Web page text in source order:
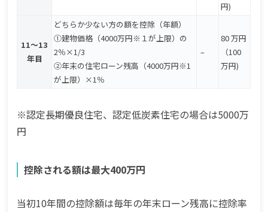
円)
11～13
年目
どちらか少ない方の額を控除（年額）
①建物価格（4000万円※１が上限）の
2％×1/3
②年末の住宅ローン残高（4000万円※1
が上限）×1％
–
80 万円
（100
万円)
※認定長期優良住宅、認定低炭素住宅の場合は5000万
円
控除される額は最大400万円
当初10年間の控除額は毎年の年末ローン残高に控除率